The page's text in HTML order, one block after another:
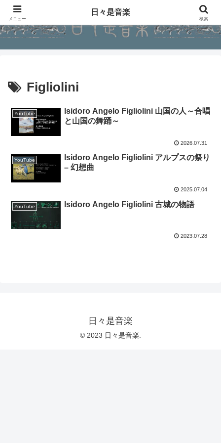
Figliolini
YouTube
Isidoro Angelo Figliolini 山国の人～合唱
と山国の舞踊～
2026.07.31
YouTube
Isidoro Angelo Figliolini アルプスの祭り
– 幻想曲
2025.07.04
YouTube Isidoro Angelo Figliolini 古城の物語
2023.07.28
日々是音楽
© 2023 日々是音楽.
メニュー
日々是音楽
検索